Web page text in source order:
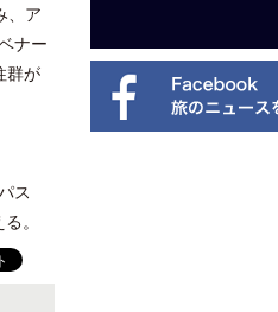
、ア
ナー
群が
ス
。